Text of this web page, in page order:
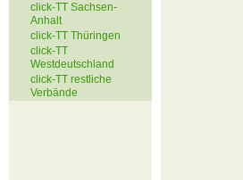
click-TT Sachsen-
Anhalt
click-TT Thüringen
click-TT
Westdeutschland
click-TT restliche
Verbände